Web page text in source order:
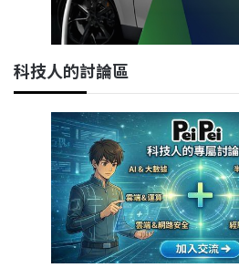
科技人的討論區